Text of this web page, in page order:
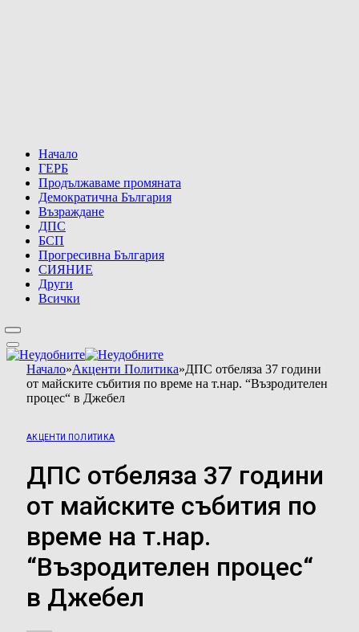
Начало
ГЕРБ
Продължаваме промяната
Демократична България
Възраждане
ДПС
БСП
Прогресивна България
СИЯНИЕ
Други
Всички
Начало»Акценти Политика»ДПС отбеляза 37 години
от майските събития по време на т.нар. “Възродителен
процес“ в Джебел
АКЦЕНТИ ПОЛИТИКА
ДПС отбеляза 37 години
от майските събития по
време на т.нар.
“Възродителен процес“
в Джебел